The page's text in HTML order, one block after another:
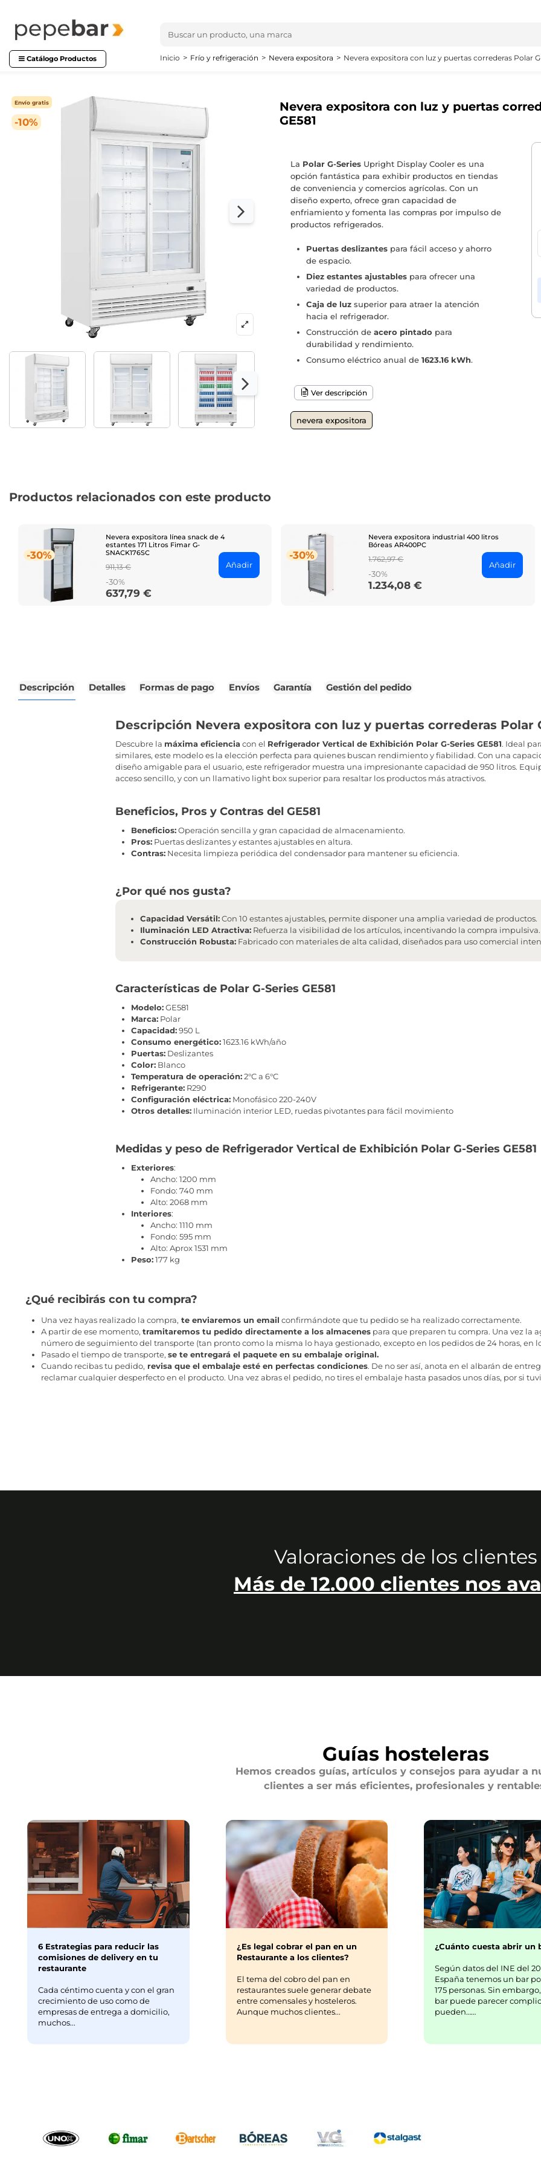
Catálogo Productos Inicio Frío y refrigeración Nevera expositora Nevera expositora con luz y puertas correderas Polar
-10%
Envío gratis
Nevera expositora con luz y puertas
GE581
La Polar G-SeriesUpright Display Cooler es una
opción fantástica para exhibir productos en tiendas
de conveniencia y comercios agrícolas. Con un
diseño experto, ofrece gran capacidad de
enfriamiento y fomenta las compras por impulso de
productos refrigerados.
Puertas deslizantespara fácil acceso y ahorro
de espacio.
Diez estantes ajustablespara ofrecer una
variedad de productos.
Caja de luzsuperior para atraer la atención
hacia el refrigerador.
Construcción de acero pintado para
durabilidad y rendimiento.
Consumo eléctrico anual de 1623.16 kWh.
Ver descripción
nevera expositora
Productos relacionados con este producto
-30%
Nevera expositora línea snack de 4
estantes 171 Litros Fimar G-
SNACK176SC
Regular
price
911,13 €
-30%
Price
637,79 €
Añadir
-30%
Nevera expositora industrial 400 litros
Bóreas AR400PC
Regular
price
1.762,97 €
-30%
Price
1.234,08 €
Añadir
Descripción Detalles Formas de pago Envíos Garantía Gestión del pedido
Descripción Nevera expositora con luz y puertas correderas Polar
Descubre la máxima eficienciacon el Refrigerador Vertical de Exhibición Polar G-Series GE581. Ideal
similares, este modelo es la elección perfecta para quienes buscan rendimiento y fiabilidad. Con una
diseño amigable para el usuario, este refrigerador muestra una impresionante capacidad de 950 litros.
acceso sencillo, y con un llamativo light box superior para resaltar los productos más atractivos.
Beneficios, Pros y Contras del GE581
Beneficios:Operación sencilla y gran capacidad de almacenamiento.
Pros: Puertas deslizantes y estantes ajustables en altura.
Contras: Necesita limpieza periódica del condensador para mantener su eficiencia.
¿Por qué nos gusta?
Capacidad Versátil:Con 10 estantes ajustables, permite disponer una amplia variedad de productos.
Iluminación LED Atractiva: Refuerza la visibilidad de los artículos, incentivando la compra impulsiva.
Construcción Robusta: Fabricado con materiales de alta calidad, diseñados para uso comercial
Características de Polar G-Series GE581
Modelo:GE581
Marca: Polar
Capacidad:950 L
Consumo energético:1623.16 kWh/año
Puertas: Deslizantes
Color: Blanco
Temperatura de operación:2°C a 6°C
Refrigerante: R290
Configuración eléctrica: Monofásico 220-240V
Otros detalles: Iluminación interior LED, ruedas pivotantes para fácil movimiento
Medidas y peso de Refrigerador Vertical de Exhibición Polar G-Series GE581
Exteriores:
Ancho: 1200 mm
Fondo: 740 mm
Alto: 2068 mm
Interiores:
Ancho: 1110 mm
Fondo: 595 mm
Alto: Aprox 1531 mm
Peso:177 kg
¿Qué recibirás con tu compra?
Una vez hayas realizado la compra, te enviaremos un email confirmándote que tu pedido se ha realizado correctamente.
A partir de ese momento, tramitaremos tu pedido directamente a los almacenespara que preparen tu compra. Una vez la
número de seguimiento del transporte (tan pronto como la misma lo haya gestionado, excepto en los pedidos de 24 horas, en
Pasado el tiempo de transporte, se te entregará el paquete en su embalaje original.
Cuando recibas tu pedido, revisa que el embalaje esté en perfectas condiciones. De no ser así, anota en el albarán de
reclamar cualquier desperfecto en el producto. Una vez abras el pedido, no tires el embalaje hasta pasados unos días, por si
Valoraciones de los clientes
Más de 12.000 clientes nos
Guías hosteleras
Hemos creados guías, artículos y consejos para ayudar a
clientes a ser más eficientes, profesionales y
6 Estrategias para reducir las
comisiones de delivery en tu
restaurante
Cada céntimo cuenta y con el gran
crecimiento de uso como de
empresas de entrega a domicilio,
muchos...
¿Es legal cobrar el pan en un
Restaurante a los clientes?
El tema del cobro del pan en
restaurantes suele generar debate
entre comensales y hosteleros.
Aunque muchos clientes...
¿Cuánto cuesta abrir un
Según datos del INE del
España tenemos un bar
175 personas. Sin
bar puede parecer
pueden……